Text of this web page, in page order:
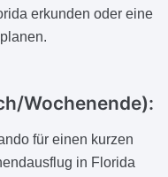
erkunden oder eine
Wochenende):
für einen kurzen
in Florida